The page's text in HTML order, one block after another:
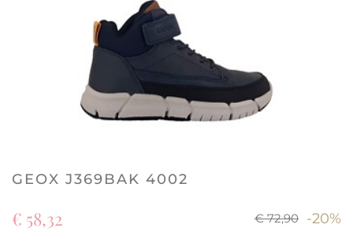
GEOX J369BAK 4002
€ 72,90 -20%
€ 58,32